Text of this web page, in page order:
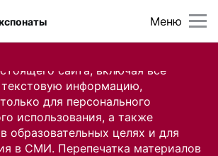
сайта, включая все
информацию,
для персонального
использования, а также
образовательных целях и для
в СМИ. Перепечатка материалов
Меню